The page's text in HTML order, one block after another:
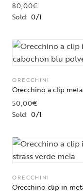
80,00€
Sold: 0/1
ORECCHINI
Orecchino a clip
50,00€
Sold: 0/1
ORECCHINI
Orecchino clip in